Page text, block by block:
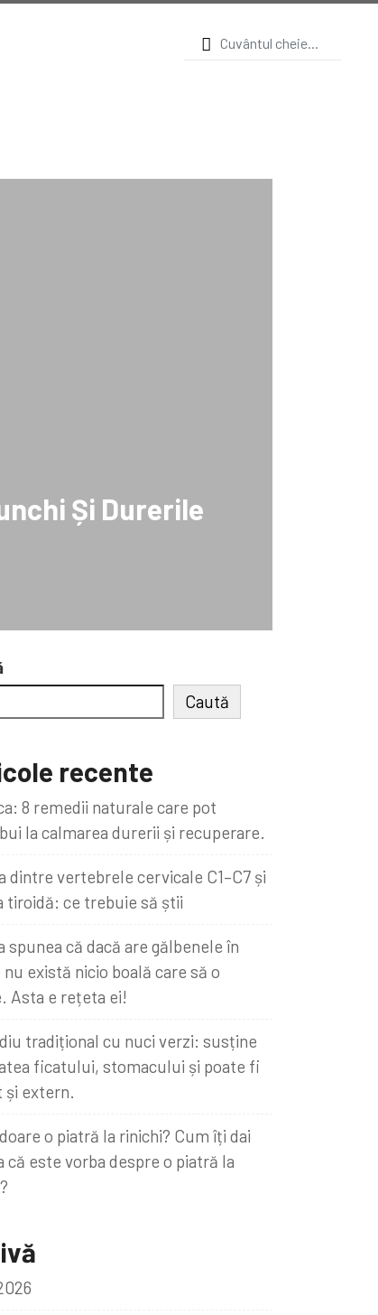
Și Durerile
Caută
recente
8 remedii naturale care pot
la calmarea durerii și recuperare.
dintre vertebrele cervicale C1–C7 și
tiroidă: ce trebuie să știi
spunea că dacă are gălbenele în
există nicio boală care să o
Asta e rețeta ei!
tradițional cu nuci verzi: susține
ficatului, stomacului și poate fi
și extern.
o piatră la rinichi? Cum îți dai
că este vorba despre o piatră la